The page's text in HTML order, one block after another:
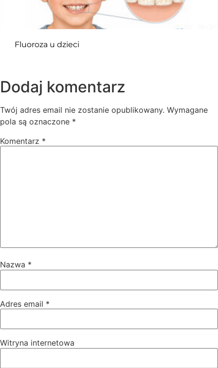
Fluoroza u dzieci
Dodaj komentarz
Twój adres email nie zostanie opublikowany. Wymagane
pola są oznaczone *
Komentarz *
Nazwa *
Adres email *
Witryna internetowa